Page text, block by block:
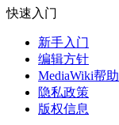
快速入门
新手入门
编辑方针
MediaWiki帮助
隐私政策
版权信息